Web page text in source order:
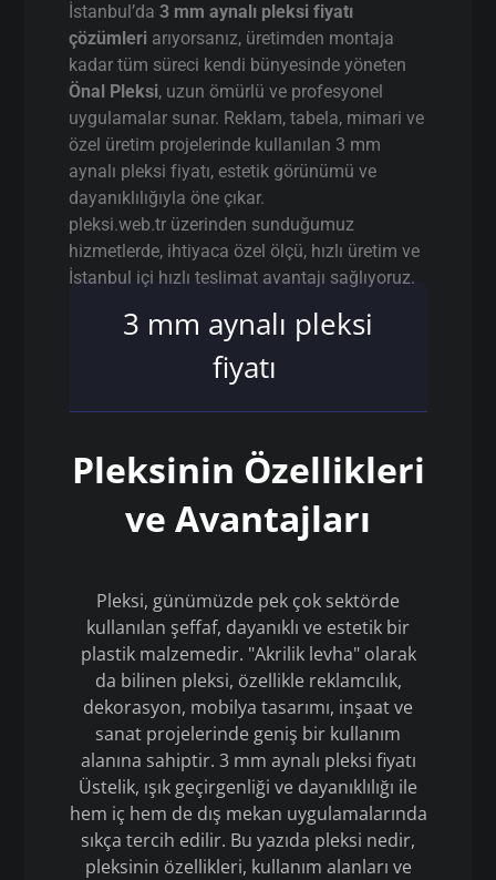
İstanbul’da3 mm aynalı pleksi fiyatı
çözümleri arıyorsanız, üretimden montaja
kadar tüm süreci kendi bünyesinde yöneten
Önal Pleksi, uzun ömürlü ve profesyonel
uygulamalar sunar. Reklam, tabela, mimari ve
özel üretim projelerinde kullanılan 3 mm
aynalı pleksi fiyatı, estetik görünümü ve
dayanıklılığıyla öne çıkar.
pleksi.web.tr üzerinden sunduğumuz
hizmetlerde, ihtiyaca özel ölçü, hızlı üretim ve
İstanbul içi hızlı teslimat avantajı sağlıyoruz.
3 mm aynalı pleksi
fiyatı
Pleksinin Özellikleri
ve Avantajları
Pleksi, günümüzde pek çok sektörde
kullanılan şeffaf, dayanıklı ve estetik bir
plastik malzemedir. "Akrilik levha" olarak
da bilinen pleksi, özellikle reklamcılık,
dekorasyon, mobilya tasarımı, inşaat ve
sanat projelerinde geniş bir kullanım
alanına sahiptir. 3 mm aynalı pleksi fiyatı
Üstelik, ışık geçirgenliği ve dayanıklılığı ile
hem iç hem de dış mekan uygulamalarında
sıkça tercih edilir. Bu yazıda pleksi nedir,
pleksinin özellikleri, kullanım alanları ve